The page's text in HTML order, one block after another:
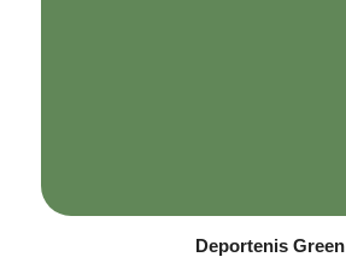
Deportenis Green